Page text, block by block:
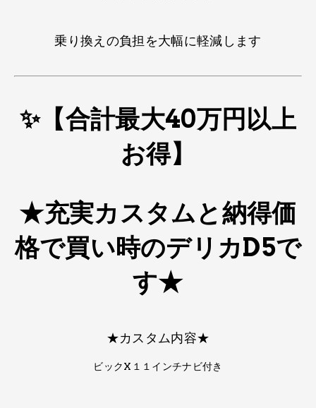
乗り換えの負担を大幅に​軽減します
✨【合計最大40万円以上
お得】
★充実カスタムと納得価
格で買い時の​デリカD5で
す★
★カスタム内容★
ビックX１１インチナビ付き